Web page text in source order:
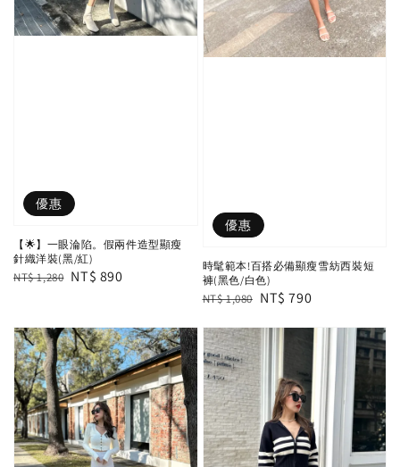
優惠
【🌟】一眼淪陷。假兩件造型顯瘦
針織洋裝(黑/紅)
Regular
NT$ 1,280 Sale
NT$ 890
優惠
時髦範本!百搭必備顯瘦雪紡西裝短
褲(黑色/白色)
Regular
NT$ 1,080 Sale
NT$ 790